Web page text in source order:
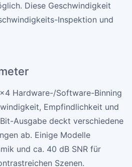
Diese Geschwindigkeit
Inspektion und
Hardware-/Software-Binning
Empfindlichkeit und
Ausgabe deckt verschiedene
ab. Einige Modelle
und ca. 40 dB SNR für
Szenen.